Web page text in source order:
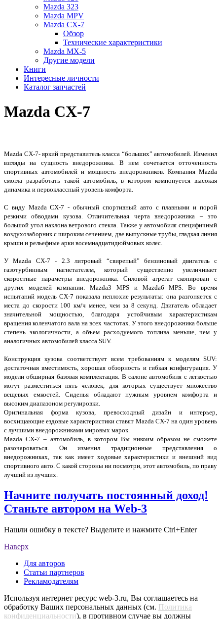
Mazda 323
Mazda MPV
Mazda CX-7
Обзор
Технические характеристики
Mazda MX-5
Другие модели
Книги
Интересные личности
Каталог запчастей
Mazda CX-7
Mazda CX-7- яркий представитель класса “больших” автомобилей. Изменил
взгляды на сущность внедорожника. В нем сочетается отточенность
спортивных автомобилей и мощность внедорожников. Компания Mazda
смогла разработать такой автомобиль, в котором компонуется высокая
динамика и первоклассный уровень комфорта.
С виду Mazda CX-7 - обычный спортивный авто с плавными и порой
резкими обводами кузова. Отличительная черта внедорожника – это
большой угол наклона ветрового стекла. Также у автомобиля специфичный
воздухозаборник с широким сечением, две выпускные трубы, гладкая линия
крыши и рельефные арки восемнадцатидюймовых колес.
У Mazda CX-7 - 2.3 литровый “свирепый” бензиновый двигатель с
газотурбинным нагнетателем, который существенно увеличивает
скоростные параметры внедорожника. Силовой агрегат скопирован с
других моделей компании: Mazda3 MPS и Mazda6 MPS. Во время
испытаний модель CX-7 показала неплохие результаты: она разгоняется с
места до скорости 100 км/ч менее, чем за 8 секунд. Двигатель обладает
значительной мощностью, благодаря устойчивым характеристикам
вращения коленчатого вала на всех частотах. У этого внедорожника больше
степень экологичности, а объем расходуемого топлива меньше, чем у
аналогичных автомобилей класса SUV.
Конструкция кузова соответствует всем требованиям к моделям SUV:
достаточная вместимость, хорошая обзорность и гибкая конфигурация. У
модели обширная базовая комплектация. В салоне автомобиля с легкостью
могут разместиться пять человек, для которых существует множество
вещевых емкостей. Сиденья обладают нужным уровнем комфорта и
высоким диапазоном регулировки.
Оригинальная форма кузова, превосходный дизайн и интерьер,
восхищающие ездовые характеристики ставят Mazda CX-7 на один уровень
с лучшими внедорожниками мировых марок.
Mazda CX-7 – автомобиль, в котором Вы никоим образом не сможете
разочароваться. Он изменил традиционные представления о
внедорожниках, так как имеет ходовые характеристики и внешний вид
спортивного авто. С какой стороны ни посмотри, этот автомобиль, по праву
лучший из лучших.
Начните получать постоянный доход!
Станьте автором на Web-3
Нашли ошибку в тексте? Выделите и нажмите Ctrl+Enter
Наверх
Для авторов
Статьи партнеров
Рекламодателям
Используя интернет ресурс web-3.ru, Вы соглашаетесь на
обработку Ваших персональных данных (см. Политика
конфиденциальности), в противном случае вы должны